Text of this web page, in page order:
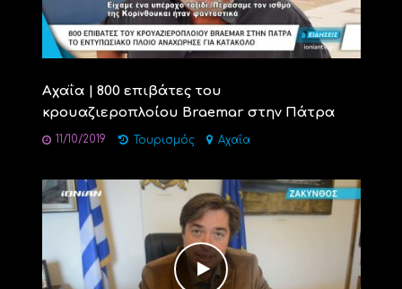
Αχαΐα | 800 επιβάτες του
κρουαζιεροπλοίου Braemar στην Πάτρα
11/10/2019 Τουρισμός Αχαΐα